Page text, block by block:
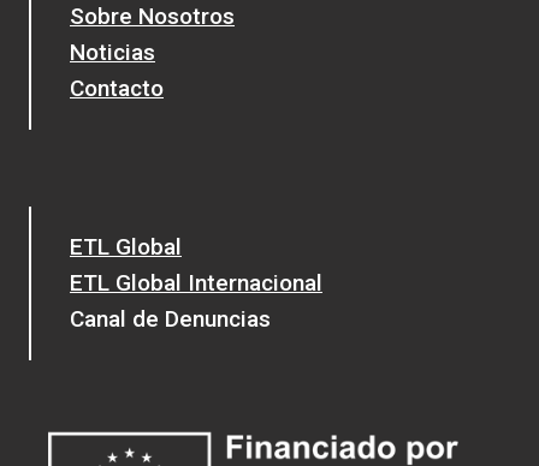
Sobre Nosotros
Noticias
Contacto
ETL Global
ETL Global Internacional
Canal de Denuncias